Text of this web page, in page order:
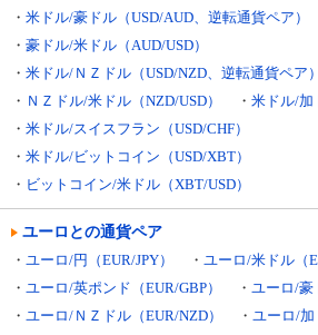
・ 米ドル/豪ドル（USD/AUD、逆転通貨ペア）
・ 豪ドル/米ドル（AUD/USD）
・ 米ドル/ＮＺドル（USD/NZD、逆転通貨ペア）
・ ＮＺドル/米ドル（NZD/USD） ・ 米ドル/加
・ 米ドル/スイスフラン（USD/CHF）
・ 米ドル/ビットコイン（USD/XBT）
・ ビットコイン/米ドル（XBT/USD）
ユーロとの通貨ペア
・ ユーロ/円（EUR/JPY） ・ ユーロ/米ドル（
・ ユーロ/英ポンド（EUR/GBP） ・ ユーロ/豪
・ ユーロ/ＮＺドル（EUR/NZD） ・ ユーロ/加